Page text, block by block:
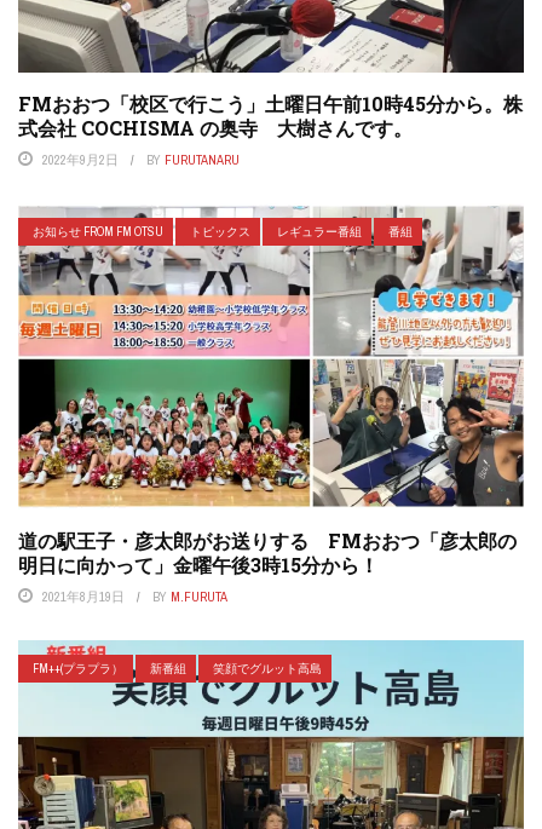
FMおおつ「校区で行こう」土曜日午前10時45分から。株
式会社 COCHISMA の奥寺 大樹さんです。
2022年9月2日 BY FURUTANARU
お知らせ FROM FM OTSU トピックス レギュラー番組 番組
道の駅王子・彦太郎がお送りする FMおおつ「彦太郎の
明日に向かって」金曜午後3時15分から！
2021年8月19日 BY M.FURUTA
FM++(プラプラ） 新番組 笑顔でグルット高島